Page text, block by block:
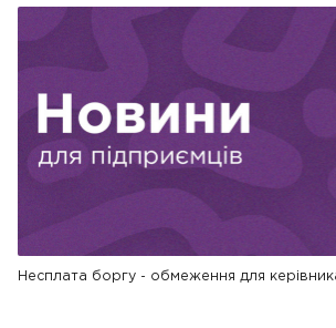
Несплата боргу - обмеження для